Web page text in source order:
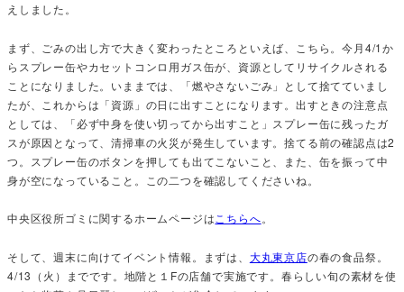
えしました。
まず、ごみの出し方で大きく変わったところといえば、こちら。今月4/1か
らスプレー缶やカセットコンロ用ガス缶が、資源としてリサイクルされる
ことになりました。いままでは、「燃やさないごみ」として捨てていまし
たが、これからは「資源」の日に出すことになります。出すときの注意点
としては、「必ず中身を使い切ってから出すこと」スプレー缶に残ったガ
スが原因となって、清掃車の火災が発生しています。捨てる前の確認点は2
つ。スプレー缶のボタンを押しても出てこないこと、また、缶を振って中
身が空になっていること。この二つを確認してくださいね。
中央区役所ゴミに関するホームページはこちらへ。
そして、週末に向けてイベント情報。まずは、 大丸東京店の春の食品祭。
4/13（火）までです。地階と１Fの店舗で実施です。春らしい旬の素材を使